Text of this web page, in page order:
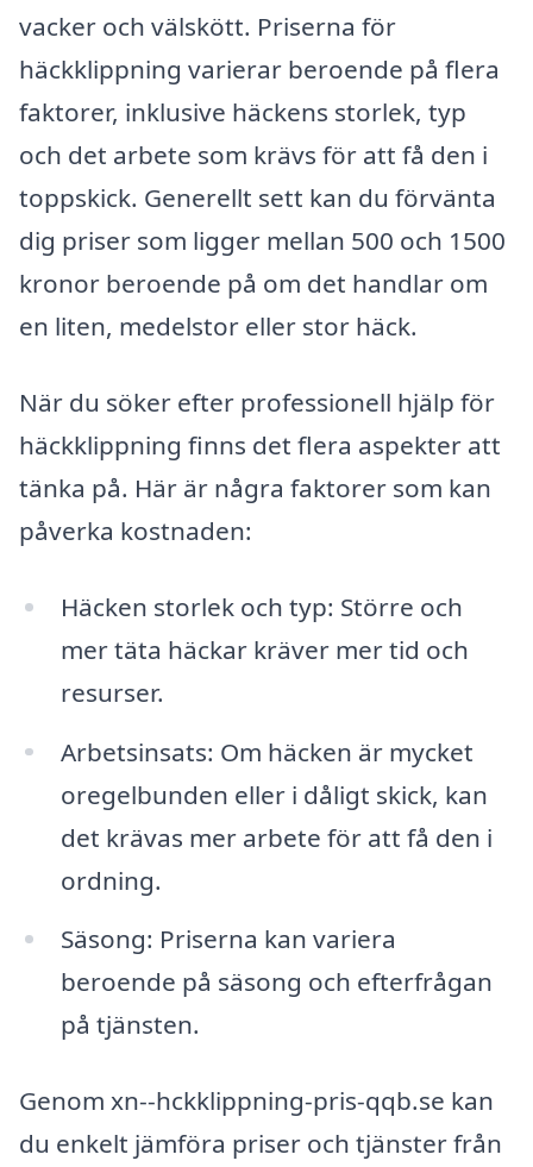
vacker och välskött. Priserna för
häckklippning varierar beroende på flera
faktorer, inklusive häckens storlek, typ
och det arbete som krävs för att få den i
toppskick. Generellt sett kan du förvänta
dig priser som ligger mellan 500 och 1500
kronor beroende på om det handlar om
en liten, medelstor eller stor häck.
När du söker efter professionell hjälp för
häckklippning finns det flera aspekter att
tänka på. Här är några faktorer som kan
påverka kostnaden:
Häcken storlek och typ: Större och
mer täta häckar kräver mer tid och
resurser.
Arbetsinsats: Om häcken är mycket
oregelbunden eller i dåligt skick, kan
det krävas mer arbete för att få den i
ordning.
Säsong: Priserna kan variera
beroende på säsong och efterfrågan
på tjänsten.
Genom xn--hckklippning-pris-qqb.se kan
du enkelt jämföra priser och tjänster från